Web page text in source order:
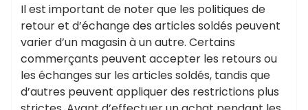
Il est important de noter que les politiques de
retour et d’échange des articles soldés peuvent
varier d’un magasin à un autre. Certains
commerçants peuvent accepter les retours ou
les échanges sur les articles soldés, tandis que
d’autres peuvent appliquer des restrictions plus